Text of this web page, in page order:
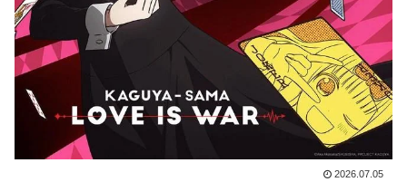
Powered by livedoor 相互RSS
ディアが報道！」
韓国人「韓国人の日本への好
感度が最高記録を達成した理
由」
韓国人「韓国サッカー協会の
性接待問題のとんでもない言い
訳がこちら…」→「もはや自白
2026.07.05